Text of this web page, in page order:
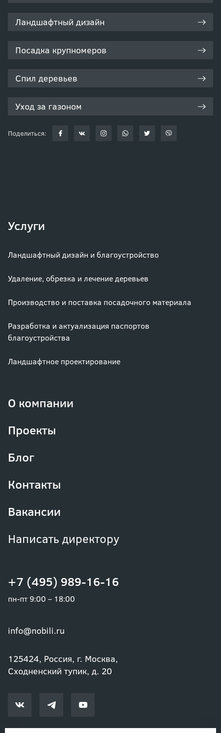
Ландшафтный дизайн
Посадка крупномеров
Спил деревьев
Уход за газоном
Поделиться:
+7 (495) 989-16-16
пн-пт 9:00 – 18:00
info@nobili.ru
125424, Россия, г. Москва,
Сходненский тупик, д. 20
Услуги
Ландшафтный дизайн и благоустройство
Удаление, обрезка и лечение деревьев
Производство и поставка посадочного материала
Разработка и актуализация паспортов
благоустройства
Ландшафтное проектирование
О компании
Проекты
Блог
Контакты
Вакансии
Написать директору